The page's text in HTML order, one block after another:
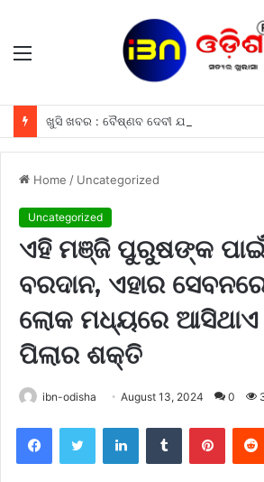
Menu
Home / Uncategorized
Uncategorized
ଏହି ମଞ୍ଜି ପୁରୁଷଙ୍କ
ବରଦାନ, ଏହାର
ଲୋକ ମଧ୍ୟରେ ଆସିଥାଏ
ପିଲାର ଶକ୍ତି
ibn-odisha August 13, 2024 0
FacebookTwitter LinkedInTumblr